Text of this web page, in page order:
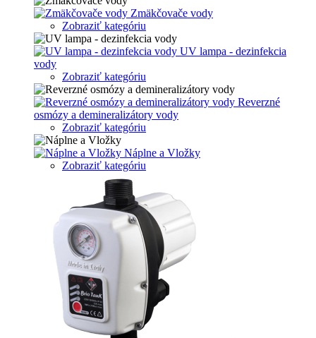
Zmäkčovače vody
Zobraziť kategóriu
UV lampa - dezinfekcia
vody
Zobraziť kategóriu
Reverzné
osmózy a demineralizátory vody
Zobraziť kategóriu
Náplne a Vložky
Zobraziť kategóriu